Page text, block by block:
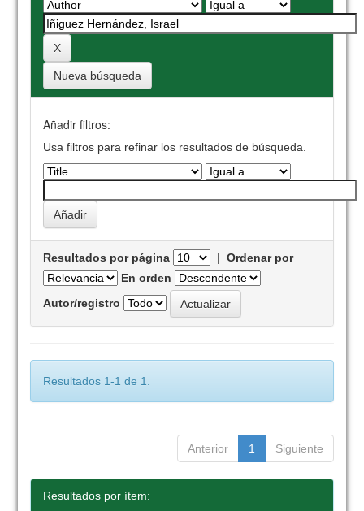
Nueva búsqueda
Añadir filtros:
Usa filtros para refinar los resultados de búsqueda.
Resultados por página |Ordenar por
En orden
Autor/registro
Resultados 1-1 de 1.
Anterior 1 Siguiente
Resultados por ítem: